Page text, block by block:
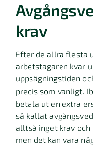
Kontakt
krav
Efter de allra flesta
arbetstagaren kvar
uppsägningstiden
precis som vanligt.
betala ut en extra
så kallat
alltså inget krav
men det kan vara